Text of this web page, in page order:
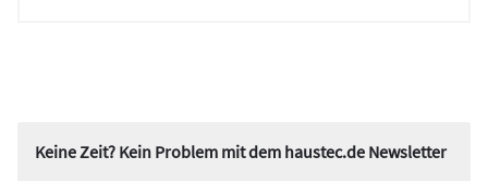
Keine Zeit? Kein Problem mit dem haustec.de Newsletter